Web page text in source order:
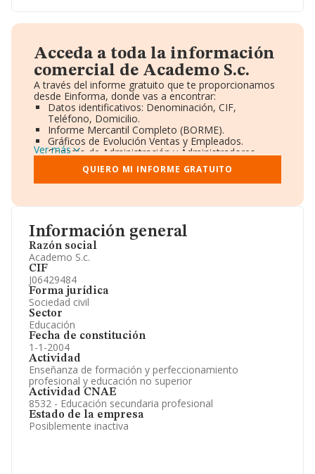
Información general
Razón social
Academo S.c.
CIF
J06429484
Forma jurídica
Sociedad civil
Sector
Educación
Fecha de constitución
1-1-2004
Actividad
Enseñanza de formación y perfeccionamiento
profesional y educación no superior
Actividad CNAE
8532 - Educación secundaria profesional
Estado de la empresa
Posiblemente inactiva
Acceda a toda la información
comercial de Academo S.c.
A través del informe gratuito que te proporcionamos
desde Einforma, donde vas a encontrar:
Datos identificativos: Denominación, CIF,
Teléfono, Domicilio.
Informe Mercantil Completo (BORME).
Gráficos de Evolución Ventas y Empleados.
Consejo de Administración y Administradores.
Directivos y Ejecutivos.
Accionistas.
Participaciones y Vinculaciones en otras empresas.
Información oficial y registral complementaria.
Ver más
QUIERO MI INFORME GRATUITO